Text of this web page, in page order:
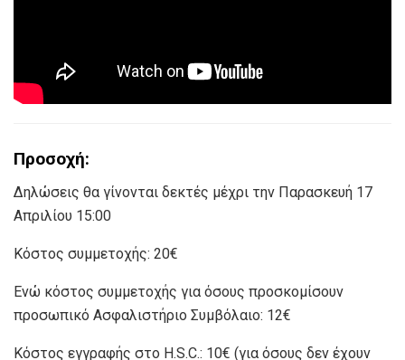
Προσοχή:
Δηλώσεις θα γίνονται δεκτές μέχρι την Παρασκευή 17
Απριλίου 15:00
Κόστος συμμετοχής: 20€
Ενώ κόστος συμμετοχής για όσους προσκομίσουν
προσωπικό Ασφαλιστήριο Συμβόλαιο: 12€
Κόστος εγγραφής στο H.S.C.: 10€ (για όσους δεν έχουν